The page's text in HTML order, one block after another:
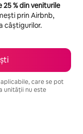
% din veniturile
prin Airbnb,
câștigurilor.
care se pot
unității nu este